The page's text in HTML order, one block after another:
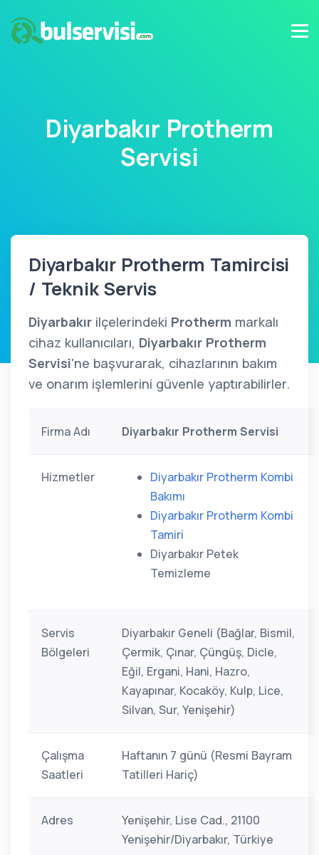
Diyarbakır Protherm
Servisi
Diyarbakır Protherm Tamircisi
/ Teknik Servis
Diyarbakır ilçelerindeki Protherm markalı
cihaz kullanıcıları, Diyarbakır Protherm
Servisi'ne başvurarak, cihazlarının bakım
ve onarım işlemlerini güvenle yaptırabilirler.
Firma Adı Diyarbakır Protherm Servisi
Hizmetler
Diyarbakır Protherm Kombi
Bakımı
Diyarbakır Protherm Kombi
Tamiri
Diyarbakır Petek
Temizleme
Servis
Bölgeleri
Diyarbakır Geneli (Bağlar, Bismil,
Çermik, Çınar, Çüngüş, Dicle,
Eğil, Ergani, Hani, Hazro,
Kayapınar, Kocaköy, Kulp, Lice,
Silvan, Sur, Yenişehir)
Çalışma
Saatleri
Haftanın 7 günü (Resmi Bayram
Tatilleri Hariç)
Adres
Yenişehir, Lise Cad., 21100
Yenişehir/Diyarbakır, Türkiye